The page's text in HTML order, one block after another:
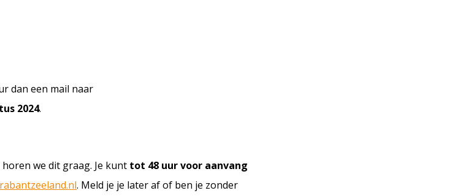
dan een mail naar
2024.
we dit graag. Je kunt tot 48 uur voor aanvang
. Meld je je later af of ben je zonder